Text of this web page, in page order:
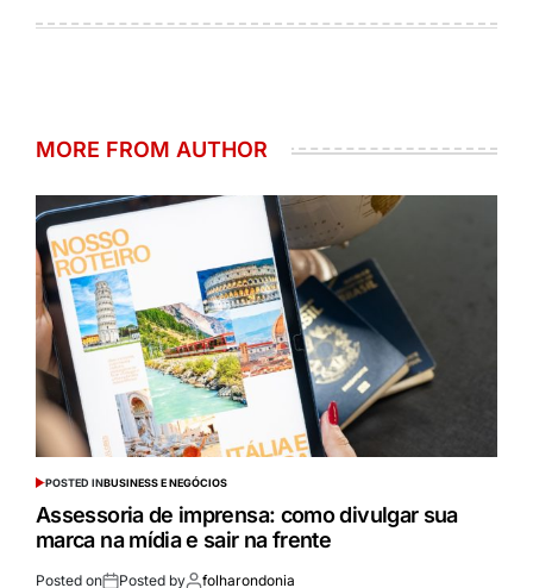
MORE FROM AUTHOR
POSTED INBUSINESS E NEGÓCIOS
Assessoria de imprensa: como divulgar sua
marca na mídia e sair na frente
Posted on Posted by folharondonia